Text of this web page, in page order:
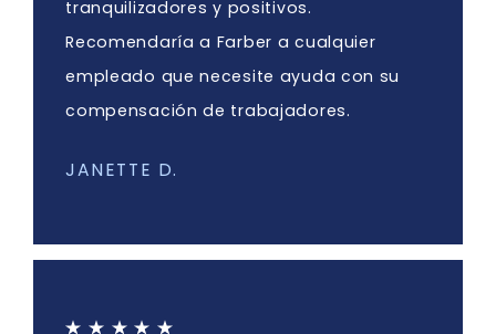
tranquilizadores y positivos.
Recomendaría a Farber a cualquier
empleado que necesite ayuda con su
compensación de trabajadores.
JANETTE D.